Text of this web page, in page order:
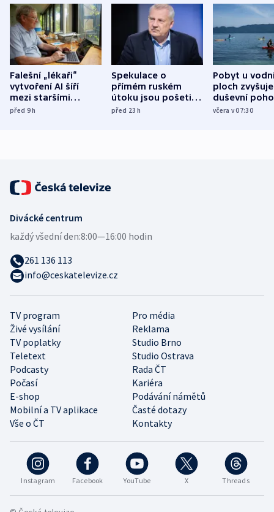
Falešní „lékaři“
vytvoření AI šíří
mezi staršími
Poláky nebezpečné
před 9h
Spekulace o
přímém ruském
útoku jsou pošetilé,
míní estonský
před 23h
Pobyt u
ploch zvyšuje
duševní
ukázala
včera v 07:30
Instagram Facebook YouTube X Threads
TV program
Pro média
Živé vysílání
Reklama
TV poplatky
Studio Brno
Teletext
Studio Ostrava
Podcasty
Rada ČT
Počasí
Kariéra
E-shop
Podávání námětů
Mobilní a TV aplikace
Časté dotazy
Vše o ČT
Kontakty
Divácké centrum
každý všední den:8:00—16:00 hodin
261 136 113
info@ceskatelevize.cz